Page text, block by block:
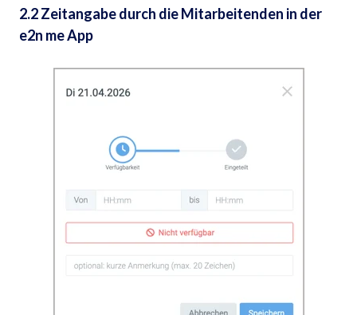
2.2 Zeitangabe durch die Mitarbeitenden in der
e2n me App